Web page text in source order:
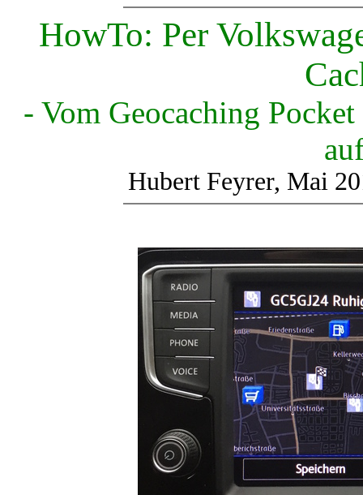
HowTo: Per
- Vom Geocaching
Hubert Feyrer, Mai